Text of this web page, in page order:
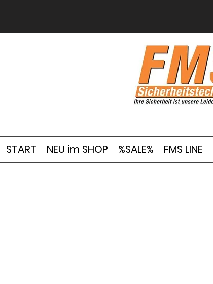
START NEU im SHOP %SALE% FMS LINE